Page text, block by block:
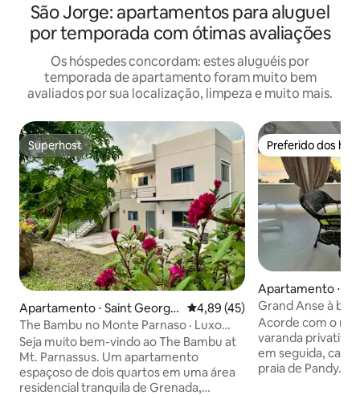
São Jorge: apartamentos para aluguel
por temporada com ótimas avaliações
Os hóspedes concordam: estes aluguéis por
temporada de apartamento foram muito bem
avaliados por sua localização, limpeza e muito mais.
Superhost
Superhost
Apartamento ⋅ Saint Georg
e's
4,89 de uma avaliação média
4,89 (45)
The Bambu no Monte Parnaso · Luxo
com 2 quartos · Anfitrião local
Seja muito bem-vindo ao The Bambu at
Mt. Parnassus. Um apartamento
espaçoso de dois quartos em uma área
residencial tranquila de Grenada,
Preferido dos
Preferido dos
Apartamento ⋅
e's
Grand Anse à
condicionado
Acorde com o
varanda privativa
em seguida,
praia de Pandy. Este apartamento de 3